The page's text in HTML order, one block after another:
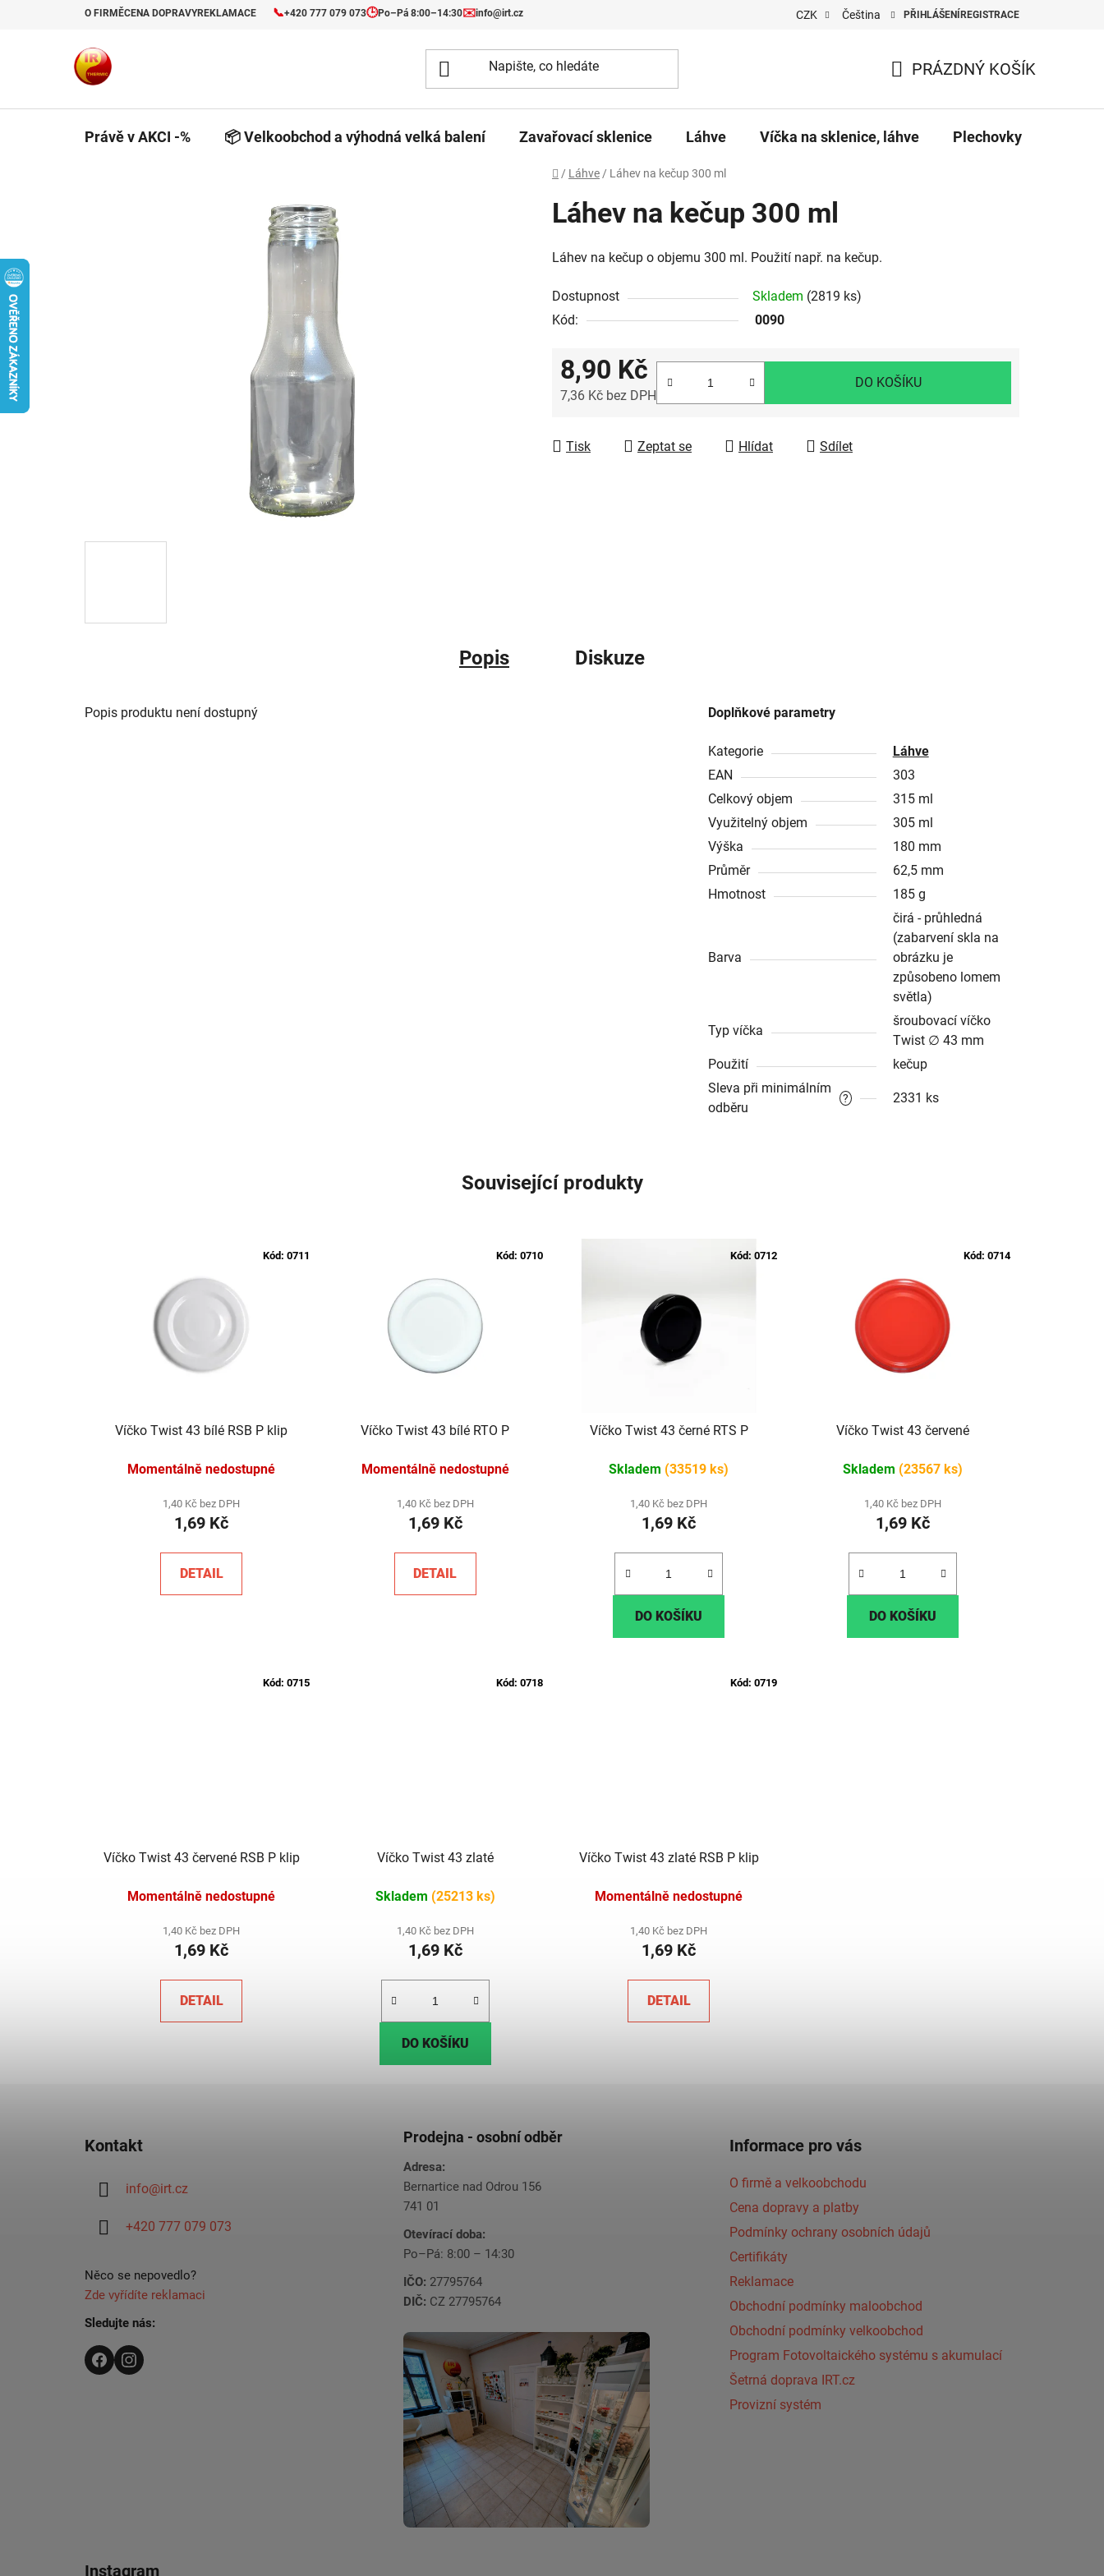
O FIRMĚCENA DOPRAVYREKLAMACE 📞+420 777 079 073🕒Po–Pá 8:00–14:30✉️info@irt.cz CZK Čeština PŘIHLÁŠENÍ REGISTRACE
KOŠÍK
PRÁZDNÝ KOŠÍK
Právě v AKCI -% 📦 Velkoobchod a výhodná velká balení Zavařovací sklenice Láhve Víčka na sklenice, láhve Plechovky
Domů
/ Láhve / Láhev na kečup 300 ml
Láhev na kečup 300 ml
Láhev na kečup o objemu 300 ml. Použití např. na kečup.
Dostupnost Skladem (2819 ks)
Kód:
0090
8,90 Kč
7,36 Kč bez DPH
DO KOŠÍKU
Tisk Zeptat se Hlídat Sdílet
Popis Diskuze
Popis produktu není dostupný Doplňkové parametry
Kategorie
Láhve
EAN
303
Celkový objem
315 ml
Využitelný objem
305 ml
Výška
180 mm
Průměr
62,5 mm
Hmotnost
185 g
Barva
čirá - průhledná
(zabarvení skla na
obrázku je
způsobeno lomem
světla)
Typ víčka
šroubovací víčko
Twist ∅ 43 mm
Použití
kečup
?
Sleva při minimálním
odběru
2331 ks
Související produkty
Víčko Twist 43 bílé RSB P klip
Momentálně nedostupné
1,40 Kč bez DPH
1,69 Kč
DETAIL
Kód: 0711
Víčko Twist 43 bílé RTO P
Momentálně nedostupné
1,40 Kč bez DPH
1,69 Kč
DETAIL
Kód: 0710
Víčko Twist 43 černé RTS P
Skladem (33519 ks)
1,40 Kč bez DPH
1,69 Kč
DO KOŠÍKU
Kód: 0712
Víčko Twist 43 červené
Skladem (23567 ks)
1,40 Kč bez DPH
1,69 Kč
DO KOŠÍKU
Kód: 0714
Víčko Twist 43 červené RSB P klip
Momentálně nedostupné
1,40 Kč bez DPH
1,69 Kč
DETAIL
Kód: 0715
Víčko Twist 43 zlaté
Skladem (25213 ks)
1,40 Kč bez DPH
1,69 Kč
DO KOŠÍKU
Kód: 0718
Víčko Twist 43 zlaté RSB P klip
Momentálně nedostupné
1,40 Kč bez DPH
1,69 Kč
DETAIL
Kód: 0719
Kontakt
info@irt.cz
+420 777 079 073
Něco se nepovedlo?
Zde vyřídíte reklamaci
Sledujte nás:
Prodejna - osobní odběr
Adresa:
Bernartice nad Odrou 156
741 01
Otevírací doba:
Po–Pá: 8:00 – 14:30
IČO: 27795764
DIČ: CZ 27795764
Informace pro vás
O firmě a velkoobchodu
Cena dopravy a platby
Podmínky ochrany osobních údajů
Certifikáty
Reklamace
Obchodní podmínky maloobchod
Obchodní podmínky velkoobchod
Program Fotovoltaického systému s akumulací
Šetrná doprava IRT.cz
Provizní systém
Instagram